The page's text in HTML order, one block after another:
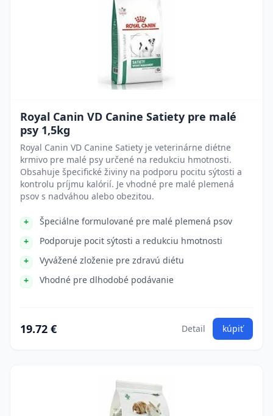
Royal Canin VD Canine Satiety pre malé
psy 1,5kg
Royal Canin VD Canine Satiety je veterinárne diétne
krmivo pre malé psy určené na redukciu hmotnosti.
Obsahuje špecifické živiny na podporu pocitu sýtosti a
kontrolu príjmu kalórií. Je vhodné pre malé plemená
psov s nadváhou alebo obezitou.
Špeciálne formulované pre malé plemená psov
Podporuje pocit sýtosti a redukciu hmotnosti
Vyvážené zloženie pre zdravú diétu
Vhodné pre dlhodobé podávanie
19.72 € Detail kúpiť